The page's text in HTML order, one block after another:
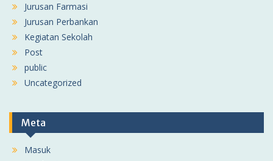
Jurusan Farmasi
Jurusan Perbankan
Kegiatan Sekolah
Post
public
Uncategorized
Meta
Masuk